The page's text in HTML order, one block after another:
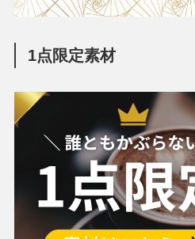
1点限定素材